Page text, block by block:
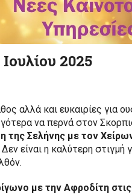
2025
αλλά και ευκαιρίες για
να περνά στον
της Σελήνης με τον
είναι η καλύτερη στιγμή
με την Αφροδίτη